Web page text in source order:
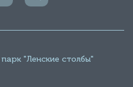
"Ленские столбы"